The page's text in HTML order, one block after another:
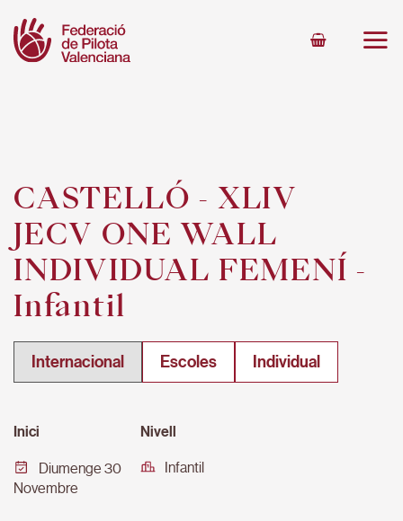
content
CASTELLÓ - XLIV
JECV ONE WALL
INDIVIDUAL FEMENÍ -
Infantil
Internacional Escoles Individual
Inici
Diumenge 30
Novembre
Nivell
Infantil